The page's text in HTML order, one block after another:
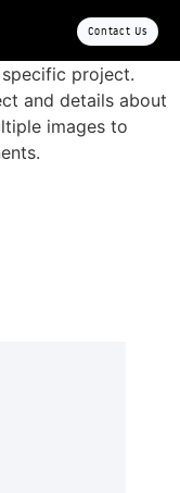
Contact Us
project.
and details about
images to